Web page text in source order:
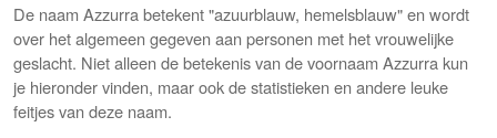
De naam Azzurra betekent "azuurblauw, hemelsblauw" en wordt
over het algemeen gegeven aan personen met het vrouwelijke
geslacht. Niet alleen de betekenis van de voornaam Azzurra kun
je hieronder vinden, maar ook de statistieken en andere leuke
feitjes van deze naam.